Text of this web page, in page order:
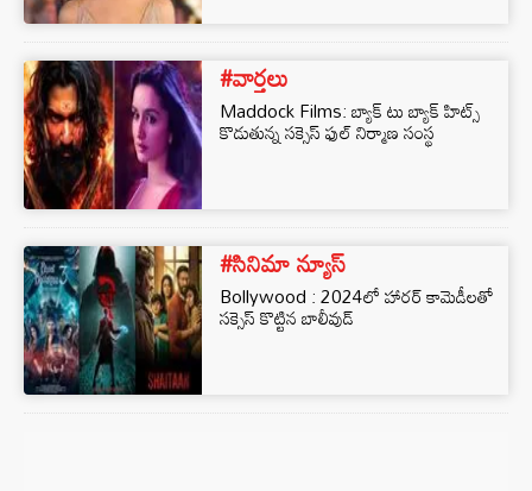
#వార్తలు
Maddock Films: బ్యాక్ టు బ్యాక్ హిట్స్
కొడుతున్న సక్సెస్ ఫుల్ నిర్మాణ సంస్థ
#సినిమా న్యూస్
Bollywood : 2024లో హారర్ కామెడీలతో
సక్సెస్ కొట్టిన బాలీవుడ్